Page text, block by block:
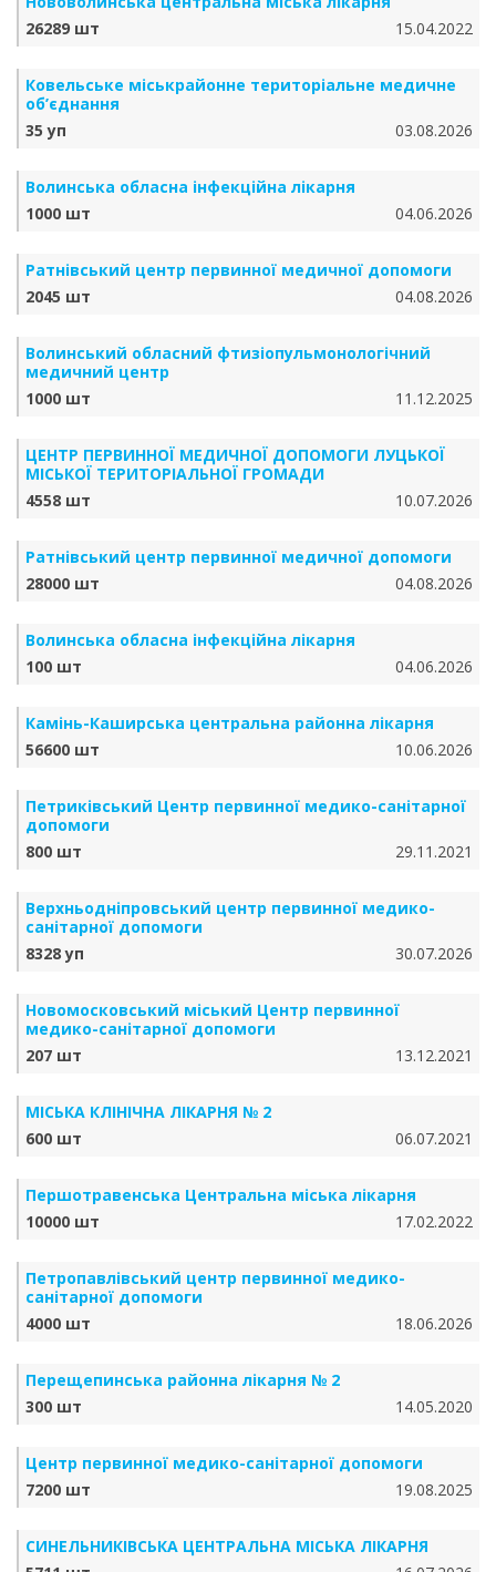
26289 шт
15.04.2022
Ковельське міськрайонне територіальне медичне
об’єднання
35 уп
03.08.2026
Волинська обласна інфекційна лікарня
1000 шт
04.06.2026
Ратнівський центр первинної медичної допомоги
2045 шт
04.08.2026
Волинський обласний фтизіопульмонологічний
медичний центр
1000 шт
11.12.2025
ЦЕНТР ПЕРВИННОЇ МЕДИЧНОЇ ДОПОМОГИ ЛУЦЬКОЇ
МІСЬКОЇ ТЕРИТОРІАЛЬНОЇ ГРОМАДИ
4558 шт
10.07.2026
Ратнівський центр первинної медичної допомоги
28000 шт
04.08.2026
Волинська обласна інфекційна лікарня
100 шт
04.06.2026
Камінь-Каширська центральна районна лікарня
56600 шт
10.06.2026
Петриківський Центр первинної медико-санітарної
допомоги
800 шт
29.11.2021
Верхньодніпровський центр первинної медико-
санітарної допомоги
8328 уп
30.07.2026
Новомосковський міський Центр первинної
медико-санітарної допомоги
207 шт
13.12.2021
МІСЬКА КЛІНІЧНА ЛІКАРНЯ № 2
600 шт
06.07.2021
Першотравенська Центральна міська лікарня
10000 шт
17.02.2022
Петропавлівський центр первинної медико-
санітарної допомоги
4000 шт
18.06.2026
Перещепинська районна лікарня № 2
300 шт
14.05.2020
Центр первинної медико-санітарної допомоги
7200 шт
19.08.2025
СИНЕЛЬНИКІВСЬКА ЦЕНТРАЛЬНА МІСЬКА ЛІКАРНЯ